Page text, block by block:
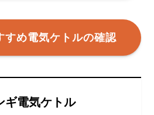
すめ電気ケトルの確認
ギ電気ケトル